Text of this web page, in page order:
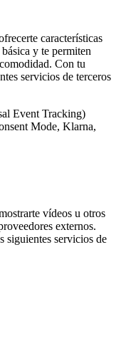
características
y te permiten
Con tu
servicios de terceros
Event Tracking)
Mode, Klarna,
vídeos u otros
externos.
siguientes servicios de